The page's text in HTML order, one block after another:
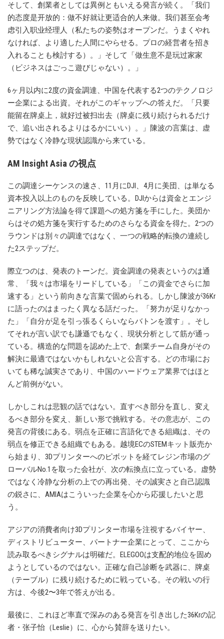
そして、創業者としては異例ともいえる発言が続く。「我们
的态度是开放的：做不好就让更适合的人来做。我们甚至会考
虑引入职业经理人（私たちの姿勢はオープンだ。うまくやれ
なければ、より適した人間にやらせる。プロの経営者を招き
入れることも検討する）。」そして「做生意不是玩过家家
（ビジネスはごっこ遊びじゃない）。」
6ヶ月以内に2度の資金調達、中国を代表する2つのテクノロジ
ー企業による出資。それがこのギャップへの答えだ。「只要
能留在牌桌上，就好过被扫出去（牌桌に残り続けられるだけ
で、追い出されるよりはるかにいい）。」陳波の言葉は、虚
勢ではなく冷静な現状認識から来ている。
AM Insight Asia の視点
この調達シーケンスの速さ、11月にDJI、4月に美団、は単なる
資本投入以上のものを反映している。DJIからは資金とエンジ
ニアリング方法論を得て課題への処方箋を手にした。美団か
らはその処方箋を実行するためのさらなる資金を得た。2つの
ラウンドは別々の調達ではなく、一つの戦略的転換の連続し
た2ステップだ。
際立つのは、発表のトーンだ。資金調達の発表というのは通
常、「我々は市場をリードしている」「この資金でさらに加
速する」という前向きな言葉で固められる。しかし陳波が36Kr
に語ったのはまったく異なる話だった。「努力が足りなかっ
た」「自分が足を引っ張るくらいならバトンを渡す」。そし
てそれが言い訳でも謙遜でもなく、現状分析として筋が通っ
ている。構造的な問題を認めた上で、創業チーム自身がその
解決に最適ではないかもしれないと公言する。どの市場にお
いても稀な誠実さであり、中国のハードウェア業界ではほと
んど前例がない。
しかしこれは悲観の話ではない。直すべき部分を直し、変え
るべき部分を変え、新しい形で挑戦する。その意志が、この
発言の背後にある。弱点を正確に言語化できる組織は、その
弱点を修正できる組織でもある。越境ECのSTEMキット販売か
ら始まり、3Dプリンターへのピボットを経てレジン市場のグ
ローバルNo.1を取った会社が、次の転換点に立っている。虚勢
ではなく冷静な分析の上での再出発、その誠実さと自己認識
の鋭さに、AMIAはこういった企業を心から応援したいと思
う。
アジアの消費者向け3Dプリンター市場を注視するバイヤー、
ディストリビューター、パートナー企業にとって、ここから
読み取るべきシグナルは明確だ。ELEGOOは支配的地位を固め
ようとしているのではない。正確な自己診断を武器に、牌桌
（テーブル）に残り続けるために戦っている。その戦いの行
方は、今後2〜3年で答えが出る。
最後に、これほど率直で深みのある発言を引き出した36Krの記
者・张子怡（Leslie）に、心から賛辞を送りたい。